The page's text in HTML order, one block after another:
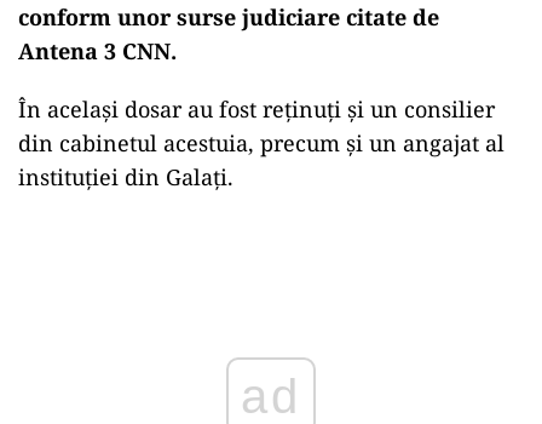
conform unor surse judiciare citate de
Antena 3 CNN.
În același dosar au fost reținuți și un consilier
din cabinetul acestuia, precum și un angajat al
instituției din Galați.